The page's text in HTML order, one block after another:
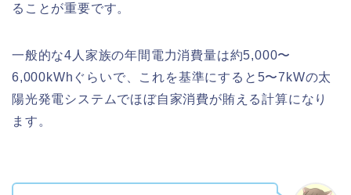
ることが重要です。
一般的な4人家族の年間電力消費量は約5,000〜
6,000kWhぐらいで、これを基準にすると5〜7kWの太
陽光発電システムでほぼ自家消費が賄える計算になり
ます。